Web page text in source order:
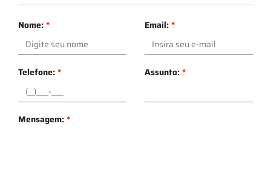
Nome:* Email:*
Telefone:* Assunto:*
Mensagem:*